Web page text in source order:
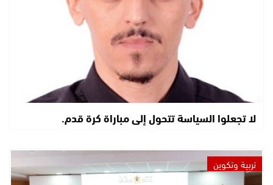
لا تجعلوا السياسة تتحول إلى مباراة كرة قدم.
تربية وتكوين